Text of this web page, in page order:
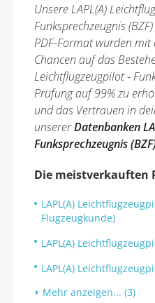
Unsere LAPL(A)
Funksprechzeugnis
PDF-Format wurden mit
Chancen auf das
Leichtflugzeugpilot -
Prüfung auf 99% zu
und das Vertrauen in
unsererDatenbanken
Funksprechzeugnis
Die meistverkauften
LAPL(A)
Flugzeugkunde)
LAPL(A)
LAPL(A)
Mehr anzeigen... (3)